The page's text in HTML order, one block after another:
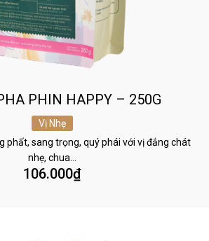
PHIN HAPPY – 250G
Vị Nhẹ
phất, sang trọng, quý phái với vị đắng chát
nhẹ, chua…
106.000₫